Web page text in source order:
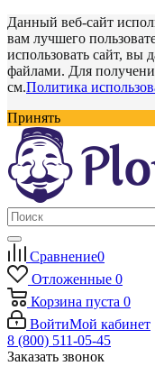
Данный веб-сайт
вам лучшего
использовать сайт, вы
файлами. Для
см.Политика
Принять
Сравнение0
Отложенные 0
Корзина пуста 0
ВойтиМой кабинет
8 (800) 511-05-45
Заказать звонок